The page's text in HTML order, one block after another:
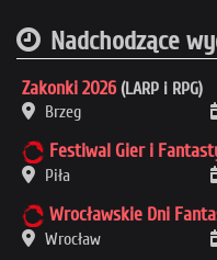
Nadchodzące
Zakonki 2026 (LARP i RPG)
Brzeg
Festiwal Gier i
Piła
Wrocławskie Dni
Wrocław